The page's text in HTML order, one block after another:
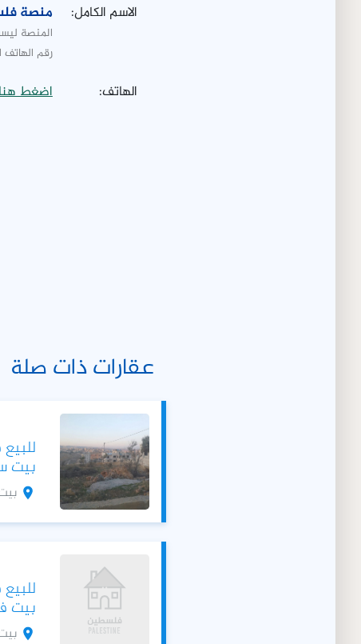
الاسم الكامل: منصة
المنصة
رقم الهاتف
الهاتف: اضغط هنا
عقارات ذات صلة
بيت ساحور
بيت فجار